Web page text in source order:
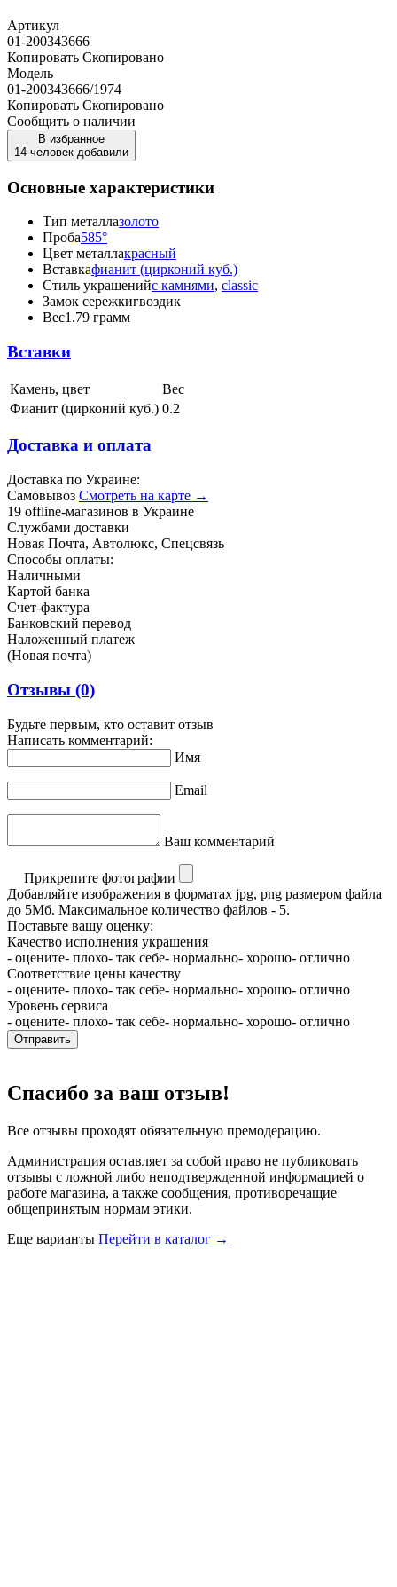
Артикул
01-200343666
Копировать Скопировано
Модель
01-200343666/1974
Копировать Скопировано
Сообщить о наличии
В избранное
14 человек добавили
Основные характеристики
Тип металлазолото
Проба585°
Цвет металлакрасный
Вставкафианит (цирконий куб.)
Стиль украшенийс камнями, classic
Замок сережкигвоздик
Вес1.79 грамм
Вставки
Камень, цвет
Вес
Фианит (цирконий куб.) 0.2
Доставка и оплата
Доставка по Украине:
Самовывоз Смотреть на карте →
19 offline-магазинов в Украине
Службами доставки
Новая Почта, Автолюкс, Спецсвязь
Способы оплаты:
Наличными
Картой банка
Счет-фактура
Банковский перевод
Наложенный платеж
(Новая почта)
Отзывы (0)
Будьте первым, кто оставит отзыв
Написать комментарий:
Имя
Email
Ваш комментарий
Прикрепите фотографии
Добавляйте изображения в форматах jpg, png размером файла
до 5Мб. Максимальное количество файлов - 5.
Поставьте вашу оценку:
Качество исполнения украшения
- оцените- плохо- так себе- нормально- хорошо- отлично
Соответствие цены качеству
- оцените- плохо- так себе- нормально- хорошо- отлично
Уровень сервиса
- оцените- плохо- так себе- нормально- хорошо- отлично
Отправить
Спасибо за ваш отзыв!
Все отзывы проходят обязательную премодерацию.
Администрация оставляет за собой право не публиковать
отзывы с ложной либо неподтвержденной информацией о
работе магазина, а также сообщения, противоречащие
общепринятым нормам этики.
Еще варианты Перейти в каталог →